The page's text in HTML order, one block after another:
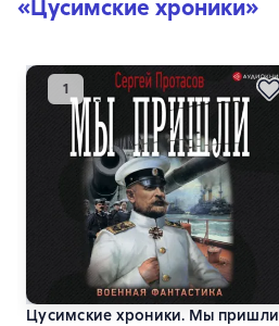
«Цусимские хроники»
Цусимские хроники. Мы пришли